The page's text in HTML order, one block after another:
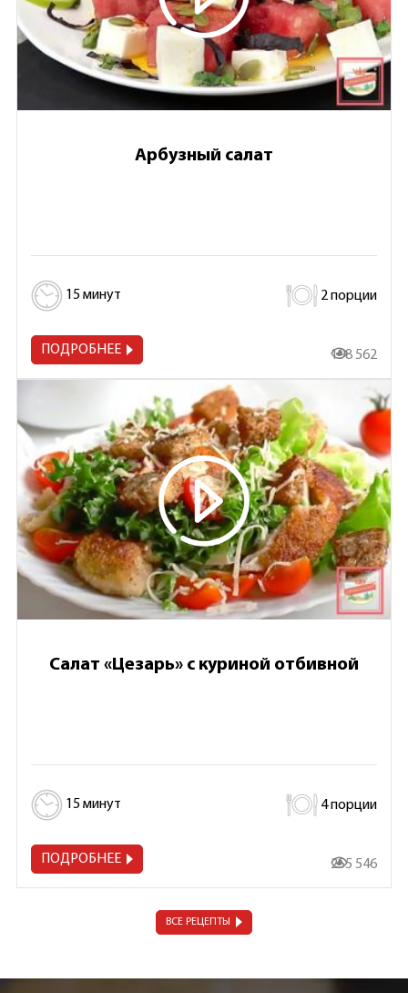
Арбузный салат
15 минут 2 порции
ПОДРОБНЕЕ 198 562
Салат «Цезарь» с куриной отбивной
15 минут 4 порции
ПОДРОБНЕЕ 255 546
ВСЕ РЕЦЕПТЫ